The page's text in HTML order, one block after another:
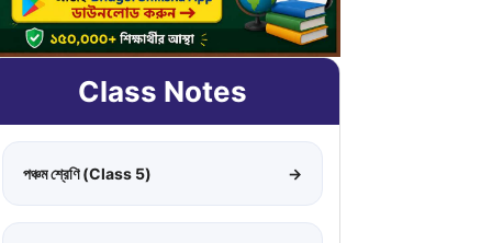
Class Notes
পঞ্চম শ্রেণি (Class 5) →